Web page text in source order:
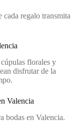
cada regalo transmita
florales y
disfrutar de la
Valencia
bodas en Valencia.